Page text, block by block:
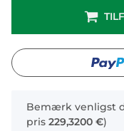
x
Bemærk venligst
pris 229,3200 €)